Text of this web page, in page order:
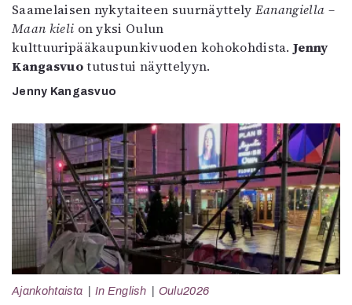
Saamelaisen nykytaiteen suurnäyttely Eanangiella –
Maan kieli on yksi Oulun
kulttuuripääkaupunkivuoden kohokohdista.Jenny
Kangasvuotutustui näyttelyyn.
Jenny Kangasvuo
Ajankohtaista In English Oulu2026